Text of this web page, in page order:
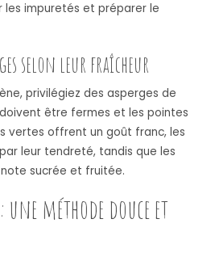
les impuretés et préparer le
selon leur fraîcheur
privilégiez des asperges de
être fermes et les pointes
vertes offrent un goût franc, les
leur tendreté, tandis que les
sucrée et fruitée.
une méthode douce et